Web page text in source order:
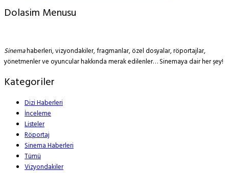
Dolasim Menusu
Sinemahaberleri, vizyondakiler, fragmanlar, özel dosyalar, röportajlar,
yönetmenler ve oyuncular hakkında merak edilenler… Sinemaya dair her şey!
Kategoriler
Dizi Haberleri
İnceleme
Listeler
Röportaj
Sinema Haberleri
Tümü
Vizyondakiler